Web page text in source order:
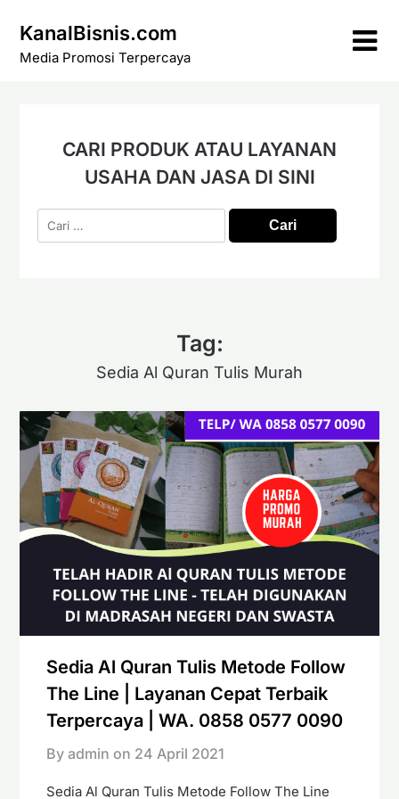
content
KanalBisnis.com
Media Promosi Terpercaya
CARI PRODUK ATAU LAYANAN
USAHA DAN JASA DI SINI
Cari
untuk:
Tag:
Sedia Al Quran Tulis Murah
Sedia Al Quran Tulis Metode Follow
The Line | Layanan Cepat Terbaik
Terpercaya | WA. 0858 0577 0090
By admin on 24 April 2021
Sedia Al Quran Tulis Metode Follow The Line